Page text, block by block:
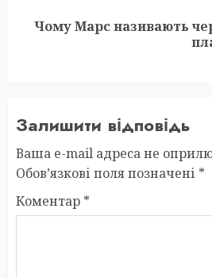
Next
Чому Марс називають
Залишити відповідь
Ваша e-mail адреса не
Обов’язкові поля позначені *
Коментар *